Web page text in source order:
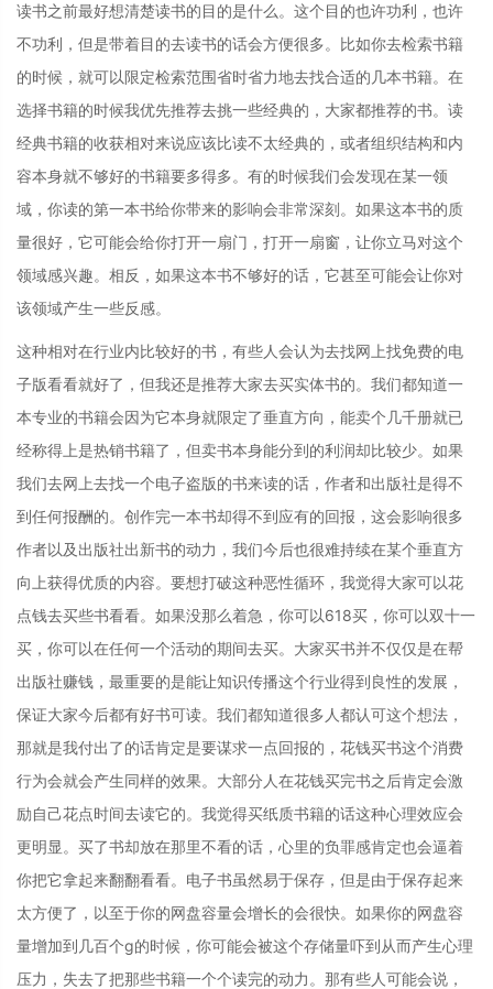
读书之前最好想清楚读书的目的是什么。这个目的也许功利，也许
不功利，但是带着目的去读书的话会方便很多。比如你去检索书籍
的时候，就可以限定检索范围省时省力地去找合适的几本书籍。在
选择书籍的时候我优先推荐去挑一些经典的，大家都推荐的书。读
经典书籍的收获相对来说应该比读不太经典的，或者组织结构和内
容本身就不够好的书籍要多得多。有的时候我们会发现在某一领
域，你读的第一本书给你带来的影响会非常深刻。如果这本书的质
量很好，它可能会给你打开一扇门，打开一扇窗，让你立马对这个
领域感兴趣。相反，如果这本书不够好的话，它甚至可能会让你对
该领域产生一些反感。
这种相对在行业内比较好的书，有些人会认为去找网上找免费的电
子版看看就好了，但我还是推荐大家去买实体书的。我们都知道一
本专业的书籍会因为它本身就限定了垂直方向，能卖个几千册就已
经称得上是热销书籍了，但卖书本身能分到的利润却比较少。如果
我们去网上去找一个电子盗版的书来读的话，作者和出版社是得不
到任何报酬的。创作完一本书却得不到应有的回报，这会影响很多
作者以及出版社出新书的动力，我们今后也很难持续在某个垂直方
向上获得优质的内容。要想打破这种恶性循环，我觉得大家可以花
点钱去买些书看看。如果没那么着急，你可以618买，你可以双十一
买，你可以在任何一个活动的期间去买。大家买书并不仅仅是在帮
出版社赚钱，最重要的是能让知识传播这个行业得到良性的发展，
保证大家今后都有好书可读。我们都知道很多人都认可这个想法，
那就是我付出了的话肯定是要谋求一点回报的，花钱买书这个消费
行为会就会产生同样的效果。大部分人在花钱买完书之后肯定会激
励自己花点时间去读它的。我觉得买纸质书籍的话这种心理效应会
更明显。买了书却放在那里不看的话，心里的负罪感肯定也会逼着
你把它拿起来翻翻看看。电子书虽然易于保存，但是由于保存起来
太方便了，以至于你的网盘容量会增长的会很快。如果你的网盘容
量增加到几百个g的时候，你可能会被这个存储量吓到从而产生心理
压力，失去了把那些书籍一个个读完的动力。那有些人可能会说，